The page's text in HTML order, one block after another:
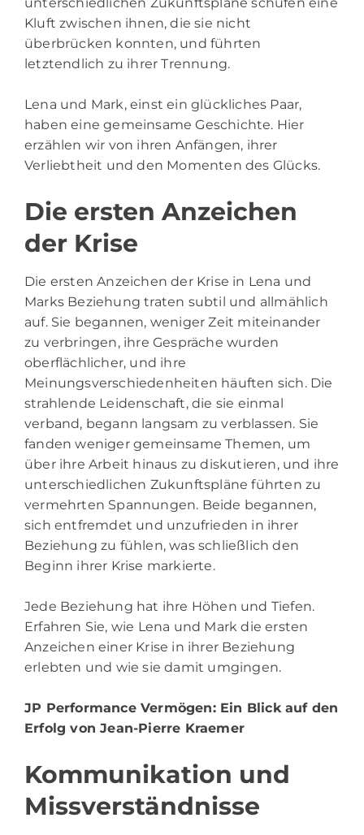
Kluft zwischen ihnen, die sie nicht
überbrücken konnten, und führten
letztendlich zu ihrer Trennung.
Lena und Mark, einst ein glückliches Paar,
haben eine gemeinsame Geschichte. Hier
erzählen wir von ihren Anfängen, ihrer
Verliebtheit und den Momenten des Glücks.
Die ersten Anzeichen
der Krise
Die ersten Anzeichen der Krise in Lena und
Marks Beziehung traten subtil und allmählich
auf. Sie begannen, weniger Zeit miteinander
zu verbringen, ihre Gespräche wurden
oberflächlicher, und ihre
Meinungsverschiedenheiten häuften sich. Die
strahlende Leidenschaft, die sie einmal
verband, begann langsam zu verblassen. Sie
fanden weniger gemeinsame Themen, um
über ihre Arbeit hinaus zu diskutieren, und ihre
unterschiedlichen Zukunftspläne führten zu
vermehrten Spannungen. Beide begannen,
sich entfremdet und unzufrieden in ihrer
Beziehung zu fühlen, was schließlich den
Beginn ihrer Krise markierte.
Jede Beziehung hat ihre Höhen und Tiefen.
Erfahren Sie, wie Lena und Mark die ersten
Anzeichen einer Krise in ihrer Beziehung
erlebten und wie sie damit umgingen.
JP Performance Vermögen: Ein Blick auf den
Erfolg von Jean-Pierre Kraemer
Kommunikation und
Missverständnisse